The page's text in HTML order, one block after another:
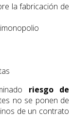
la fabricación de
riesgo de
no se ponen de
de un contrato